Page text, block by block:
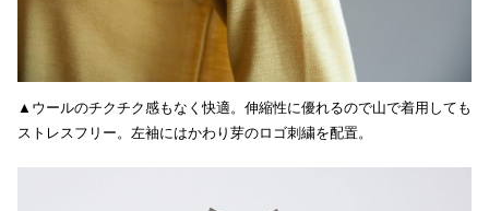
▲ウールのチクチク感もなく快適。伸縮性に優れるので山で着用しても
ストレスフリー。左袖にはかわり芽のロゴ刺繍を配置。